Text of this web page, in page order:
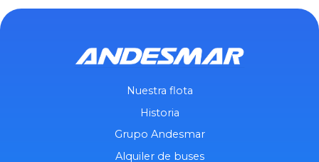
Nuestra flota
Historia
Grupo Andesmar
Alquiler de buses